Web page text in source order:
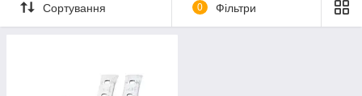
Сортування 0 Фільтри